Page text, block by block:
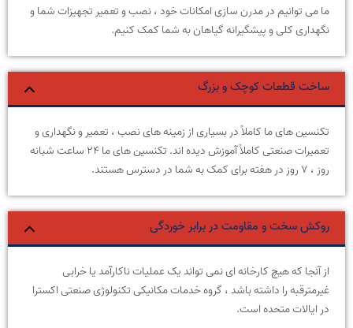
ما می توانیم در مدرن سازی امکانات خود ، نصب و تعمیر تجهیزات شما و
نگهداری کلی و پیشگیرانه گیاهان به شما کمک کنیم.
ساخت قطعات کوچک و بزرگ
تکنسین های ما کاملاً در بسیاری از زمینه های نصب ، تعمیر و نگهداری و
تعمیرات صنعتی کاملاً آموزش دیده اند. تکنسین های ما ۲۴ ساعت شبانه
روز ، ۷ روز در هفته برای کمک به شما در دسترس هستند.
روکش سخت و مقاومت در برابر خوردگی
از آنجا که هیچ کارخانه ای نمی تواند یک عملیات ناکارآمد یا خرابی
غیرمترقبه را داشته باشد ، گروه خدمات مکانیکی تکنولوژی صنعتی اکسترا
در ایالات متحده است.